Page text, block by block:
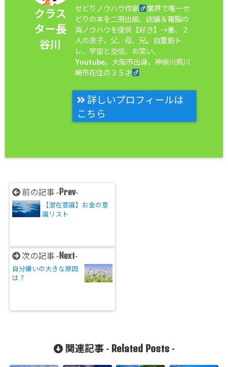
クラス
ター長
谷川
せどりノウハウ作家
業界で唯一せ
どりの本を二冊出版、店舗＆電脳の
両ノウハウを提供【好き】→妻、２
人の息子、父、母、兄。自重筋ト
レ、宇宙と交信、お笑い、
Youtube。大阪市出身、神奈川県川
崎市在住の３５才
詳しいプロフィールは
こちら
前の記事 -Prev-
【潜在意識】お金の意
識リスト
次の記事 -Next-
自分嫌いの大きな原因
は？
関連記事 - Related Posts-